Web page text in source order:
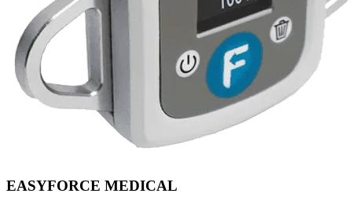
EASYFORCE MEDICAL